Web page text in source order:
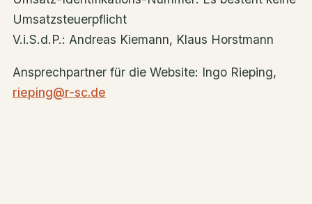
Umsatzsteuerpflicht
V.i.S.d.P.: Andreas Kiemann, Klaus Horstmann
Ansprechpartner für die Website: Ingo Rieping,
rieping@r-sc.de